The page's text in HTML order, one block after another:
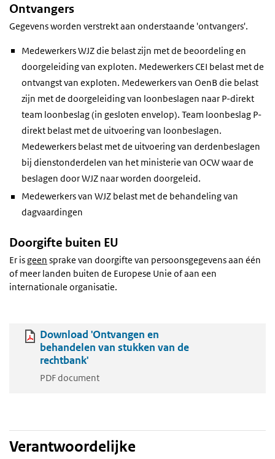
Ontvangers
Gegevens worden verstrekt aan onderstaande 'ontvangers'.
Medewerkers WJZ die belast zijn met de beoordeling en
doorgeleiding van exploten. Medewerkers CEI belast met de
ontvangst van exploten. Medewerkers van OenB die belast
zijn met de doorgeleiding van loonbeslagen naar P-direkt
team loonbeslag (in gesloten envelop). Team loonbeslag P-
direkt belast met de uitvoering van loonbeslagen.
Medewerkers belast met de uitvoering van derdenbeslagen
bij dienstonderdelen van het ministerie van OCW waar de
beslagen door WJZ naar worden doorgeleid.
Medewerkers van WJZ belast met de behandeling van
dagvaardingen
Doorgifte buiten EU
Er isgeen sprake van doorgifte van persoonsgegevens aan één
of meer landen buiten de Europese Unie of aan een
internationale organisatie.
Download 'Ontvangen en
behandelen van stukken van de
rechtbank'
PDF document
Verantwoordelijke